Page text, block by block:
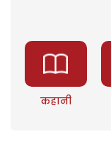
कहानी